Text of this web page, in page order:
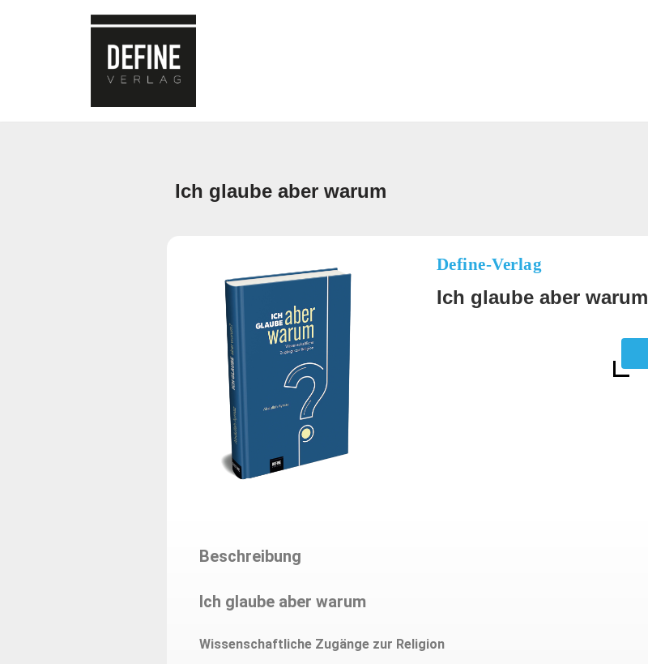
Ich glaube aber warum
Define-Verlag
Ich glaube aber warum
Beschreibung
Ich glaube aber warum
Wissenschaftliche Zugänge zur Religion